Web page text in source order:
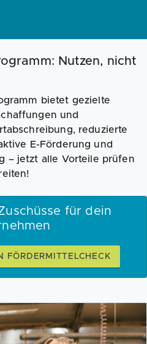
Businessplan Fördermittel
Nutzen, nicht
bietet gezielte
und
reduzierte
E-Förderung und
– jetzt alle Vorteile prüfen
für dein
FÖRDERMITTELCHECK